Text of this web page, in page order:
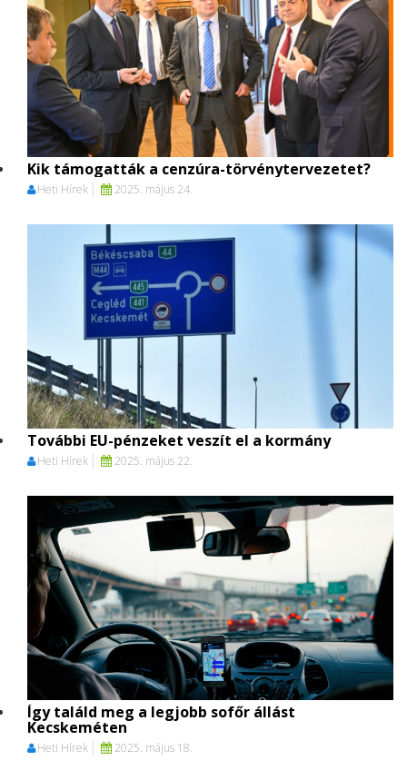
Kik támogatták a cenzúra-törvénytervezetet?
Heti Hírek 2025. május 24.
További EU-pénzeket veszít el a kormány
Heti Hírek 2025. május 22.
Így találd meg a legjobb sofőr állást
Kecskeméten
Heti Hírek 2025. május 18.